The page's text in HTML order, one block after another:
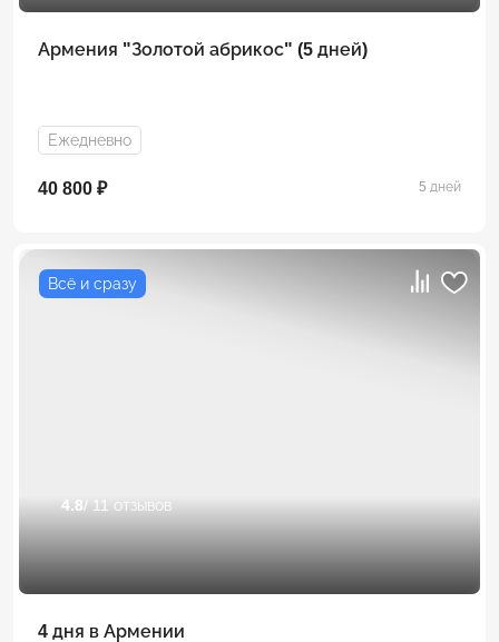
Армения "Золотой абрикос" (5 дней)
Ежедневно
40 800 ₽ 5 дней
Всё и сразу
4.8/ 11 отзывов
4 дня в Армении